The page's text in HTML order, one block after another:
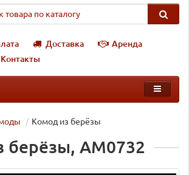
Доставка
Аренда
Контакты
Комод из берёзы
берёзы, AM0732